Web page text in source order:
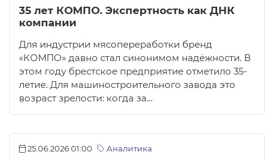
35 лет КОМПО. Экспертность как ДНК
компании
Для индустрии мясопереработки бренд
«КОМПО» давно стал синонимом надёжности. В
этом году брестское предприятие отметило 35-
летие. Для машиностроительного завода это
возраст зрелости: когда за…
25.06.2026 01:00 Аналитика